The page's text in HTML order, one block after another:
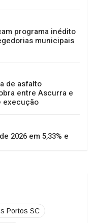
programa inédito
municipais
de asfalto
entre Ascurra e
execução
2026 em 5,33% e
Portos SC